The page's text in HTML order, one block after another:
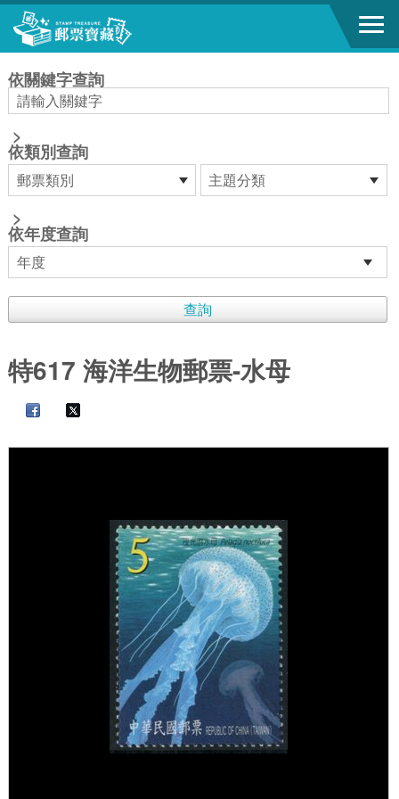
跳到主要內容區塊
依關鍵字查詢
>
依類別查詢
>
依年度查詢
特617 海洋生物郵票-水母